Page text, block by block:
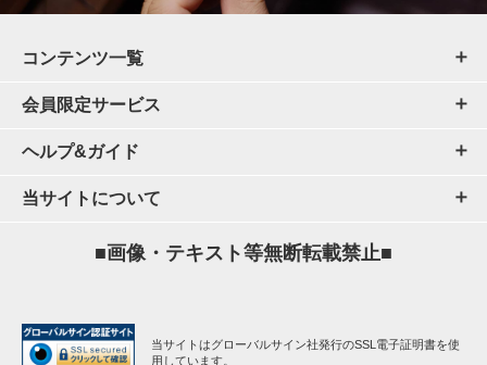
コンテンツ一覧
会員限定サービス
ヘルプ&ガイド
当サイトについて
■画像・テキスト等無断転載禁止■
当サイトはグローバルサイン社発行のSSL電子証明書を使
用しています。